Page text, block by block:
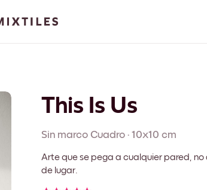
This Is Us
Sin marco Cuadro · 10x10 cm
Arte que se pega a cualquier pared,
de lugar.